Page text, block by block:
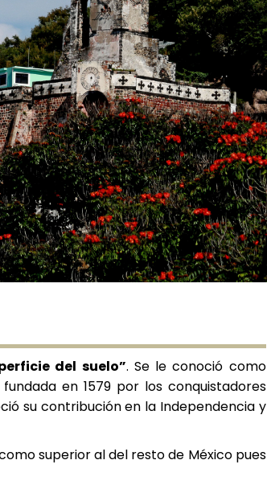
del suelo”. Se le conoció como
fundada en 1579 por los conquistadores
su contribución en la Independencia y
superior al del resto de México pues